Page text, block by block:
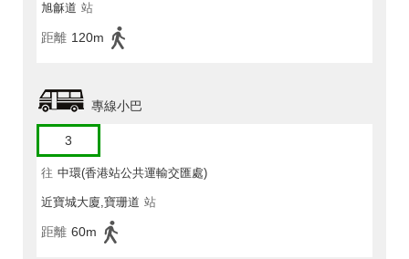
旭龢道 站
距離 120m
專線小巴
3
往 中環(香港站公共運輸交匯處)
近寶城大廈,寶珊道 站
距離 60m